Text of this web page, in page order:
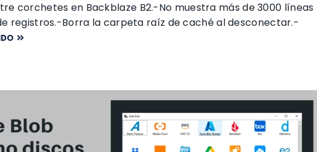
corchetes en Backblaze B2.-No muestra más de 3000 líneas
registros.-Borra la carpeta raíz de caché al desconectar.-